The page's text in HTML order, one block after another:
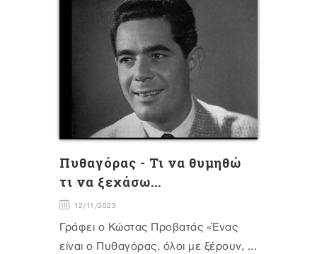
Πυθαγόρας - Τι να θυμηθώ
τι να ξεχάσω...
12/11/2023
Γράφει ο Κώστας Προβατάς «Ένας
είναι ο Πυθαγόρας, όλοι με ξέρουν, ...